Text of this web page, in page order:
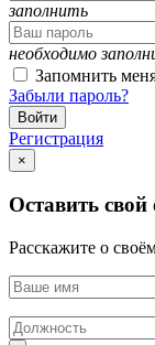
заполнить
необходимо
Запомнить
Забыли пароль?
Регистрация
×
Оставить свой
Расскажите о